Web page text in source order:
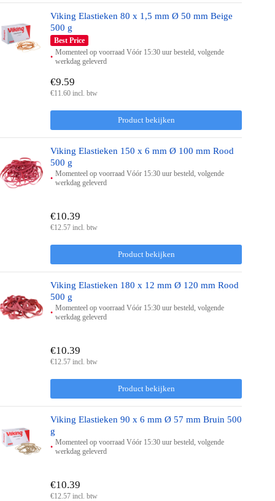
Viking Elastieken 80 x 1,5 mm Ø 50 mm Beige
500 g
Best Price
Momenteel op voorraad Vóór 15:30 uur besteld, volgende
werkdag geleverd
Product bekijken
€9.59
€11.60 incl. btw
Viking Elastieken 150 x 6 mm Ø 100 mm Rood
500 g
Momenteel op voorraad Vóór 15:30 uur besteld, volgende
werkdag geleverd
Product bekijken
€10.39
€12.57 incl. btw
Viking Elastieken 180 x 12 mm Ø 120 mm Rood
500 g
Momenteel op voorraad Vóór 15:30 uur besteld, volgende
werkdag geleverd
Product bekijken
€10.39
€12.57 incl. btw
Viking Elastieken 90 x 6 mm Ø 57 mm Bruin 500
g
Momenteel op voorraad Vóór 15:30 uur besteld, volgende
werkdag geleverd
€10.39
€12.57 incl. btw